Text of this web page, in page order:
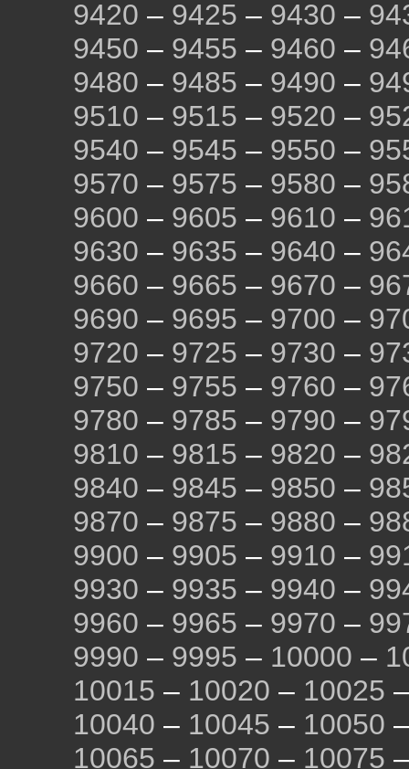
9420 – 9425 – 9430 –
9450 – 9455 – 9460 –
9480 – 9485 – 9490 –
9510 – 9515 – 9520 –
9540 – 9545 – 9550 –
9570 – 9575 – 9580 –
9600 – 9605 – 9610 –
9630 – 9635 – 9640 –
9660 – 9665 – 9670 –
9690 – 9695 – 9700 –
9720 – 9725 – 9730 –
9750 – 9755 – 9760 –
9780 – 9785 – 9790 –
9810 – 9815 – 9820 –
9840 – 9845 – 9850 –
9870 – 9875 – 9880 –
9900 – 9905 – 9910 –
9930 – 9935 – 9940 –
9960 – 9965 – 9970 –
9990 – 9995 – 10000 –
10015 – 10020 – 10025
10040 – 10045 – 10050
10065 – 10070 – 10075